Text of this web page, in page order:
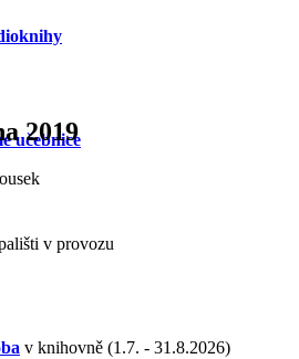
učebnice
v provozu
v knihovně (1.7. - 31.8.2026)
2019